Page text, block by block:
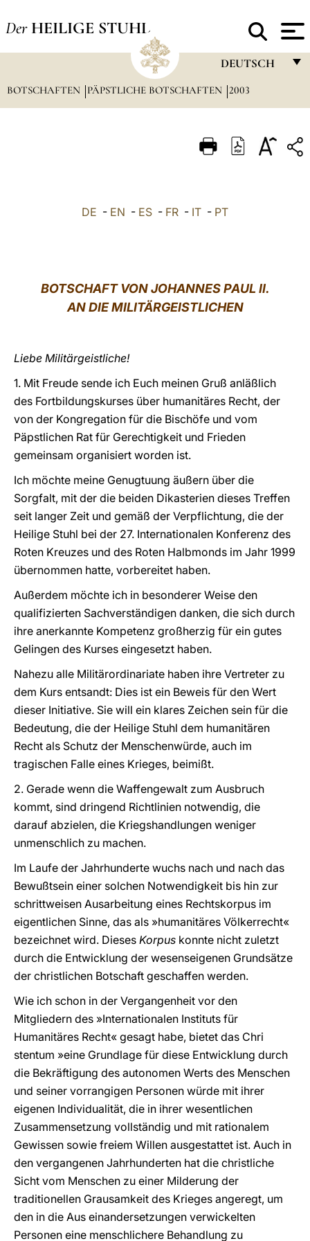
Der HEILIGE STUHL
DEUTSCH
FRANÇAIS
ITALIANO
中文
BOTSCHAFTEN PÄPSTLICHE BOTSCHAFTEN 2003
DE - EN - ES - FR - IT - PT
BOTSCHAFT VON JOHANNES PAUL II.
AN DIE MILITÄRGEISTLICHEN
Liebe Militärgeistliche!
1. Mit Freude sende ich Euch meinen Gruß anläßlich
des Fortbildungskurses über humanitäres Recht, der
von der Kongregation für die Bischöfe und vom
Päpstlichen Rat für Gerechtigkeit und Frieden
gemeinsam organisiert worden ist.
Ich möchte meine Genugtuung äußern über die
Sorgfalt, mit der die beiden Dikasterien dieses Treffen
seit langer Zeit und gemäß der Verpflichtung, die der
Heilige Stuhl bei der 27. Internationalen Konferenz des
Roten Kreuzes und des Roten Halbmonds im Jahr 1999
übernommen hatte, vorbereitet haben.
Außerdem möchte ich in besonderer Weise den
qualifizierten Sachverständigen danken, die sich durch
ihre anerkannte Kompetenz großherzig für ein gutes
Gelingen des Kurses eingesetzt haben.
Nahezu alle Militärordinariate haben ihre Vertreter zu
dem Kurs entsandt: Dies ist ein Beweis für den Wert
dieser Initiative. Sie will ein klares Zeichen sein für die
Bedeutung, die der Heilige Stuhl dem humanitären
Recht als Schutz der Menschenwürde, auch im
tragischen Falle eines Krieges, beimißt.
2. Gerade wenn die Waffengewalt zum Ausbruch
kommt, sind dringend Richtlinien notwendig, die
darauf abzielen, die Kriegshandlungen weniger
unmenschlich zu machen.
Im Laufe der Jahrhunderte wuchs nach und nach das
Bewußtsein einer solchen Notwendigkeit bis hin zur
schrittweisen Ausarbeitung eines Rechtskorpus im
eigentlichen Sinne, das als »humanitäres Völkerrecht«
bezeichnet wird. Dieses Korpus konnte nicht zuletzt
durch die Entwicklung der wesenseigenen Grundsätze
der christlichen Botschaft geschaffen werden.
Wie ich schon in der Vergangenheit vor den
Mitgliedern des »Internationalen Instituts für
Humanitäres Recht« gesagt habe, bietet das Chri
stentum »eine Grundlage für diese Entwicklung durch
die Bekräftigung des autonomen Werts des Menschen
und seiner vorrangigen Personen würde mit ihrer
eigenen Individualität, die in ihrer wesentlichen
Zusammensetzung vollständig und mit rationalem
Gewissen sowie freiem Willen ausgestattet ist. Auch in
den vergangenen Jahrhunderten hat die christliche
Sicht vom Menschen zu einer Milderung der
traditionellen Grausamkeit des Krieges angeregt, um
den in die Aus einandersetzungen verwickelten
Personen eine menschlichere Behandlung zu